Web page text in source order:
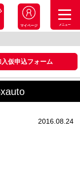
マイページ メニュー
入仮申込フォーム
2016.08.24